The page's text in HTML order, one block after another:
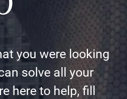
you were looking
solve all your
here to help, fill